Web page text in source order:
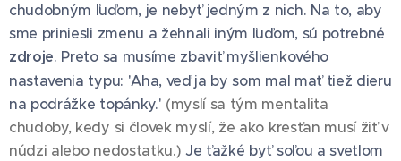
chudobným ľuďom, je nebyť jedným z nich. Na to, aby
sme priniesli zmenu a žehnali iným ľuďom, sú potrebné
zdroje. Preto sa musíme zbaviť myšlienkového
nastavenia typu: 'Aha, veď ja by som mal mať tiež dieru
na podrážke topánky.' (myslí sa tým mentalita
chudoby, kedy si človek myslí, že ako kresťan musí žiť v
núdzi alebo nedostatku.) Je ťažké byť soľou a svetlom